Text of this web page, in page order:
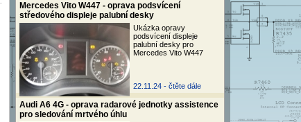
Mercedes Vito W447 - oprava podsvícení
středového displeje palubní desky
Ukázka opravy
podsvícení displeje
palubní desky pro
Mercedes Vito W447
22.11.24 - čtěte dále
Audi A6 4G - oprava radarové jednotky assistence
pro sledování mrtvého úhlu